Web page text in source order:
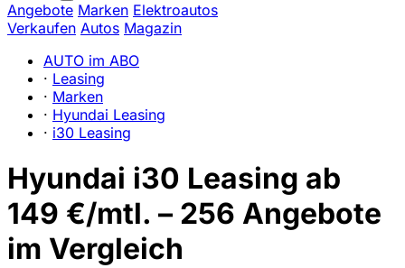
Angebote Marken Elektroautos
Verkaufen Autos Magazin
AUTO im ABO
· Leasing
· Marken
· Hyundai Leasing
· i30 Leasing
Hyundai i30 Leasing ab
149 €/mtl. – 256 Angebote
im Vergleich